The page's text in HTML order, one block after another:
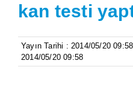
kan testi
Yayın Tarihi : 2014/05/20
2014/05/20 09:58